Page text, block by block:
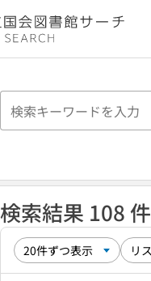
検索結果 108 件